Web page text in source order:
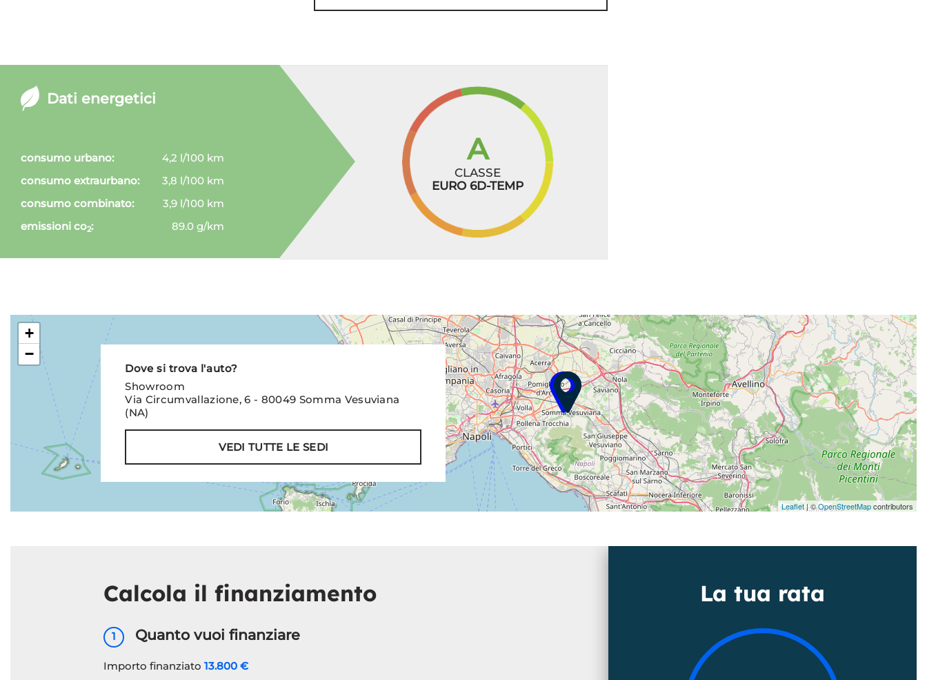
Dati energetici
consumo urbano:
4,2 l/100 km
consumo extraurbano:
3,8 l/100 km
consumo combinato:
3,9 l/100 km
emissioni co2: 89.0 g/km
A
CLASSE
EURO 6D-TEMP
Dove si trova l'auto?
Showroom
Via Circumvallazione, 6 - 80049 Somma Vesuviana
(NA)
VEDI TUTTE LE SEDI
+
−
Leaflet | ©OpenStreetMapcontributors
Calcola il finanziamento
1 Quanto vuoi finanziare
Importo finanziato 13.800 €
La tua rata